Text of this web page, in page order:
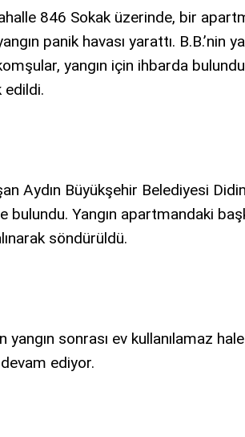
846 Sokak üzerinde, bir
panik havası yarattı. B.B.’nin
komşular, yangın için ihbarda
edildi.
Aydın Büyükşehir Belediyesi
bulundu. Yangın apartmandaki
söndürüldü.
sonrası ev kullanılamaz hale
ediyor.